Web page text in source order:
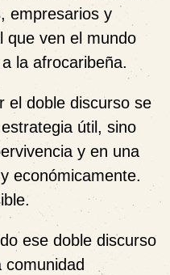
empresarios y
que ven el mundo
la afrocaribeña.
el doble discurso se
útil, sino
y en una
económicamente.
ese doble discurso